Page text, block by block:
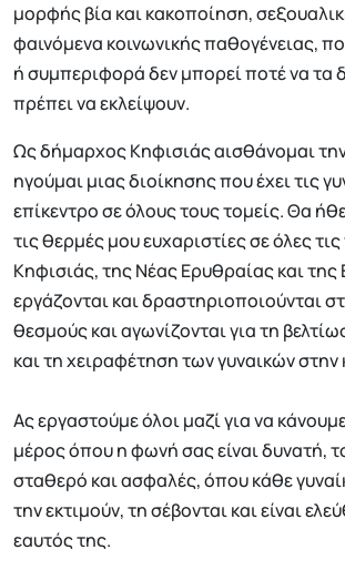
μορφής βία και κακοποίηση,
φαινόμενα κοινωνικής παθογένειας,
ή συμπεριφορά δεν μπορεί ποτέ να τα
πρέπει να εκλείψουν.
Ως δήμαρχος Κηφισιάς αισθάνομαι
ηγούμαι μιας διοίκησης που έχει τις
επίκεντρο σε όλους τους τομείς. Θα
τις θερμές μου ευχαριστίες σε όλες
Κηφισιάς, της Νέας Ερυθραίας και
εργάζονται και δραστηριοποιούνται
θεσμούς και αγωνίζονται για τη
και τη χειραφέτηση των γυναικών στην
Ας εργαστούμε όλοι μαζί για να
μέρος όπου η φωνή σας είναι δυνατή,
σταθερό και ασφαλές, όπου κάθε
την εκτιμούν, τη σέβονται και είναι
εαυτός της.